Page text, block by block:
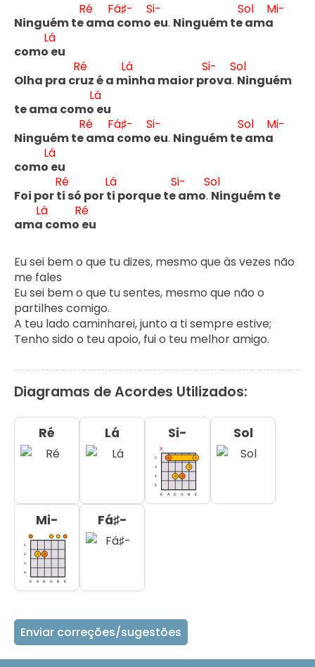
Ninguém te
Ré
ama
Fá♯-
como
Si-
eu. Ninguém te
Sol
ama
Mi-
como
Lá
eu
Olha pra cr
Ré
uz é a m
Lá
inha maior pr
Si-
ova.
Sol
Ninguém
te ama como
Lá
eu
Ninguém te
Ré
ama
Fá♯-
como
Si-
eu. Ninguém te
Sol
ama
Mi-
como
Lá
eu
Foi por t
Ré
i só por t
Lá
i porque te
Si-
amo.
Sol
Ninguém te
ama
Lá
como
Ré
eu
Eu sei bem o que tu dizes, mesmo que às vezes não
me fales
Eu sei bem o que tu sentes, mesmo que não o
partilhes comigo.
A teu lado caminharei, junto a ti sempre estive;
Tenho sido o teu apoio, fui o teu melhor amigo.
Diagramas de Acordes Utilizados:
Ré Lá Si- Sol
Mi- Fá♯-
Enviar correções/sugestões